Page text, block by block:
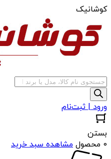
کوشانیک
جستجوی
محصولات
ورود | ثبت‌نام
بستن
0 محصول
مشاهده سبد خرید